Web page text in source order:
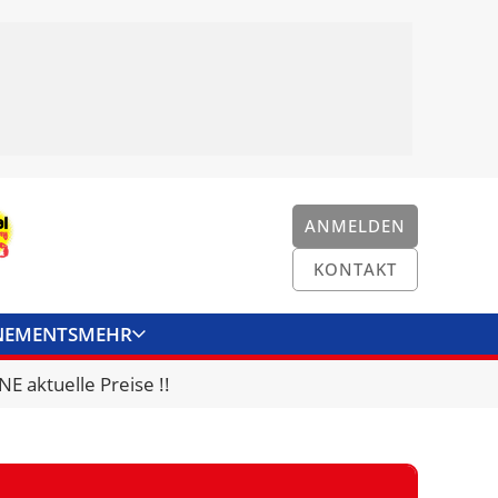
ANMELDEN
KONTAKT
MEHR
KONTAKT
aktuelle Preise !!